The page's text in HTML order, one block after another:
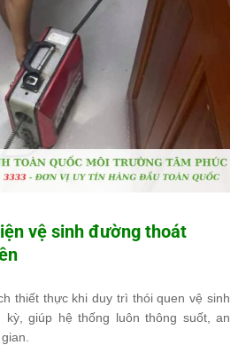
vệ sinh đường thoát
thiết thực khi duy trì thói quen vệ sinh
giúp hệ thống luôn thông suốt, an